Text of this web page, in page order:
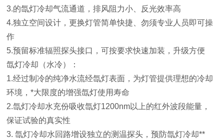
3.的氙灯冷却气流通道，排风阻力小、反光效率高
4.独立空间设计，更换灯管简单快捷、勿须专业人员即可操
作
5.预留标准辐照探头接口，可按要求快速加装，升级方便
氙灯冷却（水冷）：
1.经过制冷的纯净水流经氙灯表面，为灯管提供理想的冷却
环境，*大限度的增强氙灯使用寿命
2.氙灯冷却水充份吸收氙灯1200nm以上的红外波段能量，
保证试验的真实性
3. 氙灯冷却水回路增设独立的测温探头，预防氙灯冷却**